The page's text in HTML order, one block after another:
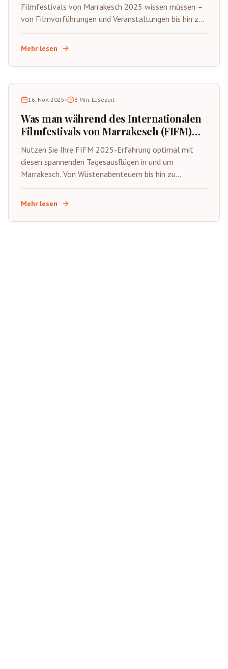
Filmfestivals von Marrakesch 2025 wissen müssen –
von Filmvorführungen und Veranstaltungen bis hin zu
Reisetipps und lokalen Erlebnissen.
Mehr lesen
16. Nov. 2025 • 3 Min. Lesezeit
Was man während des Internationalen
Filmfestivals von Marrakesch (FIFM)
2025 unternehmen kann
Nutzen Sie Ihre FIFM 2025-Erfahrung optimal mit
diesen spannenden Tagesausflügen in und um
Marrakesch. Von Wüstenabenteuern bis hin zu
kulturellen Ausflügen – entdecken Sie das Beste aus
Marokko, während Sie das Filmfestival besuchen.
Mehr lesen